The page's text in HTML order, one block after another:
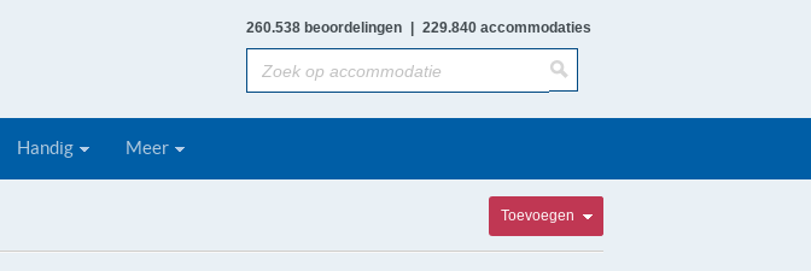
260.538 beoordelingen 229.840 accommodaties
Handig Meer
Toevoegen